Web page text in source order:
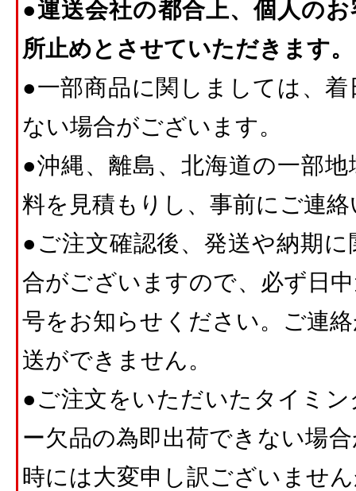
●運送会社の都合上、個人の
所止めとさせていただきます。
●一部商品に関しましては、
ない場合がございます。
●沖縄、離島、北海道の一部
料を見積もりし、事前にご連
●ご注文確認後、発送や納期
合がございますので、必ず日
号をお知らせください。ご連
送ができません。
●ご注文をいただいたタイミ
ー欠品の為即出荷できない場
時には大変申し訳ございませ